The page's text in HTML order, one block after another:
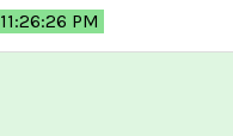
11:26:27 PM